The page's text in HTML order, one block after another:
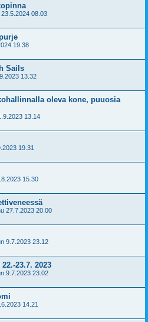
08.03
19.38
Sails
13.32
oleva kone, puuosia
13.14
19.31
15.30
27.7.2023 20.00
9.7.2023 23.12
23.7. 2023
9.7.2023 23.02
14.21